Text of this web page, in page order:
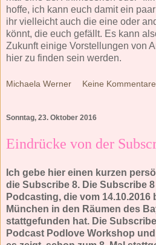
hoffe, ich kann euch damit ein
ihr vielleicht auch die eine oder
könnt, die euch gefällt. Es kann
Zukunft einige Vorstellungen von
hier zu finden sein werden.
Michaela Werner Keine
Sonntag, 23. Oktober 2016
Eindrücke von der
Ich gebe hier einen kurzen
die Subscribe 8. Die Subscribe
Podcasting, die vom 14.10.2016
München in den Räumen des
stattgefunden hat. Die
Podcast Podlove Workshop